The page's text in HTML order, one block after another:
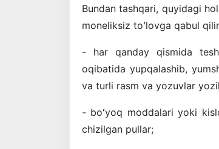
Bundan tashqari, quyidagi
moneliksiz toʻlovga qabul
- har qanday qismida
oqibatida yupqalashib,
va turli rasm va yozuvlar
- boʻyoq moddalari yoki
chizilgan pullar;